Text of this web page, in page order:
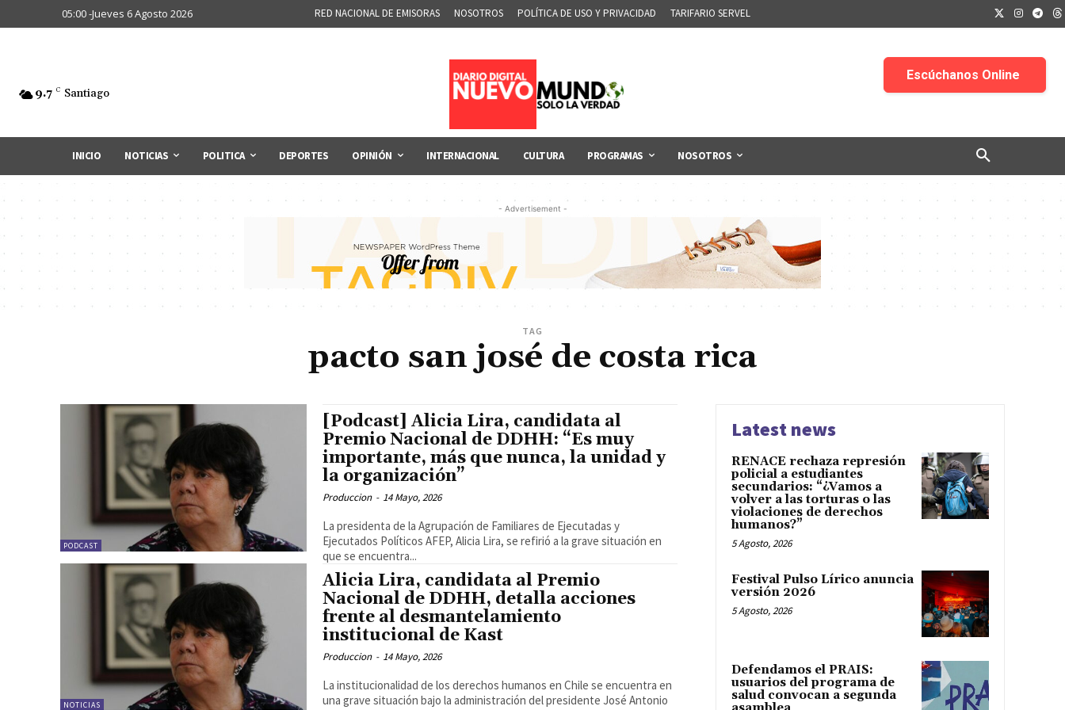
05:00 -Jueves 6 Agosto 2026 RED NACIONAL DE EMISORAS NOSOTROS POLÍTICA DE USO Y PRIVACIDAD TARIFARIO SERVEL
9.7 C Santiago
INICIO NOTICIAS POLITICA DEPORTES OPINIÓN INTERNACIONAL CULTURA PROGRAMAS NOSOTROS
- Advertisement -
TAG
pacto san josé de costa rica
PODCAST
[Podcast] Alicia Lira, candidata al
Premio Nacional de DDHH: “Es muy
importante, más que nunca, la unidad y
la organización”
Produccion - 14 Mayo, 2026
La presidenta de la Agrupación de Familiares de Ejecutadas y
Ejecutados Políticos AFEP, Alicia Lira, se refirió a la grave situación en
que se encuentra...
NOTICIAS
Alicia Lira, candidata al Premio
Nacional de DDHH, detalla acciones
frente al desmantelamiento
institucional de Kast
Produccion - 14 Mayo, 2026
La institucionalidad de los derechos humanos en Chile se encuentra en
una grave situación bajo la administración del presidente José Antonio
Latest news
RENACE rechaza represión
policial a estudiantes
secundarios: “¿Vamos a
volver a las torturas o las
violaciones de derechos
humanos?”
5 Agosto, 2026
Festival Pulso Lírico anuncia
versión 2026
5 Agosto, 2026
Defendamos el PRAIS:
usuarios del programa de
salud convocan a segunda